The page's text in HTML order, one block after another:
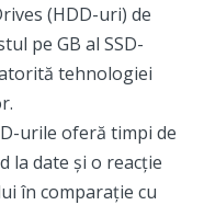
(HDD-uri) de
pe GB al SSD-
tehnologiei
urile oferă timpi de
la date și o reacție
în comparație cu